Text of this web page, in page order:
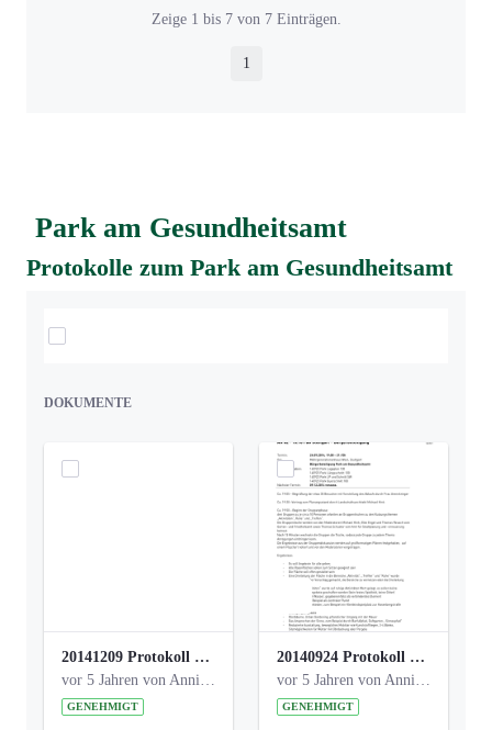
Zeige 1 bis 7 von 7 Einträgen.
Seite
1
Park am Gesundheitsamt
Protokolle zum Park am Gesundheitsamt
DOKUMENTE
20141209 Protokoll Park am Gesundheitsamt 04.pdf
vor 5 Jahren von Anni Schlumberger
GENEHMIGT
20140924 Protokoll Park am Gesundheitsamt 03.pdf
vor 5 Jahren von Anni Schlumberger
GENEHMIGT